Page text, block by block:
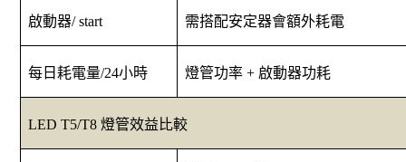
啟動器/ start 需搭配安定器會額外耗電
每日耗電量/24小時 燈管功率+ 啟動器功耗
LED T5/T8 燈管效益比較